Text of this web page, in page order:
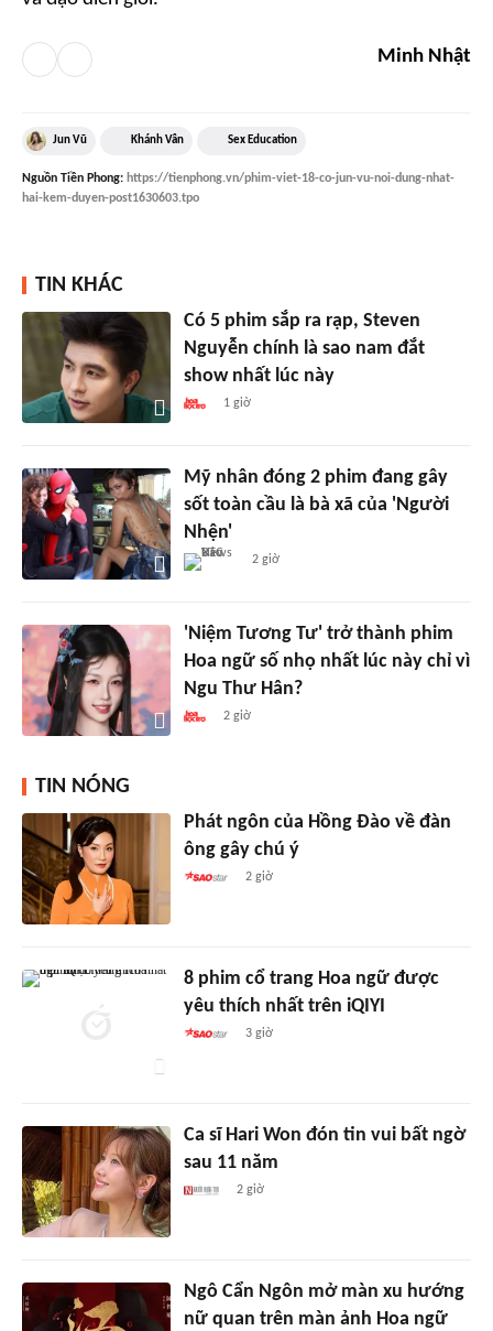
Minh Nhật
Jun Vũ Khánh Vân Sex Education
Nguồn Tiền Phong: https://tienphong.vn/phim-viet-18-co-jun-vu-noi-dung-nhat-
hai-kem-duyen-post1630603.tpo
TIN KHÁC
Có 5 phim sắp ra rạp, Steven
Nguyễn chính là sao nam đắt
show nhất lúc này
1 giờ
Mỹ nhân đóng 2 phim đang gây
sốt toàn cầu là bà xã của 'Người
Nhện'
2 giờ
'Niệm Tương Tư' trở thành phim
Hoa ngữ số nhọ nhất lúc này chỉ vì
Ngu Thư Hân?
2 giờ
TIN NÓNG
Phát ngôn của Hồng Đào về đàn
ông gây chú ý
2 giờ
8 phim cổ trang Hoa ngữ được
yêu thích nhất trên iQIYI
3 giờ
Ca sĩ Hari Won đón tin vui bất ngờ
sau 11 năm
2 giờ
Ngô Cẩn Ngôn mở màn xu hướng
nữ quan trên màn ảnh Hoa ngữ